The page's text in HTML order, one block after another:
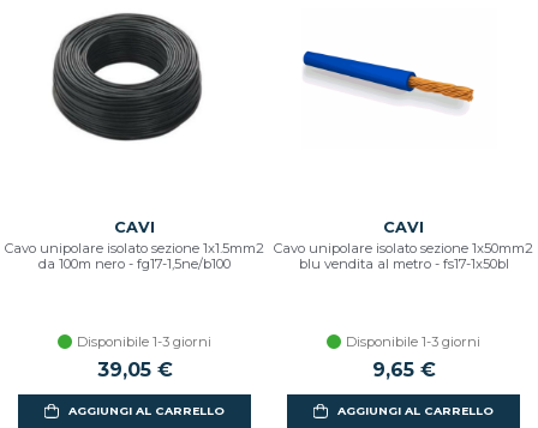
CAVI
Cavo unipolare isolato sezione 1x1.5mm2
da 100m nero - fg17-1,5ne/b100
Disponibile 1-3 giorni
39,05 €
AGGIUNGI AL CARRELLO
CAVI
Cavo unipolare isolato sezione 1x50mm2
blu vendita al metro - fs17-1x50bl
Disponibile 1-3 giorni
9,65 €
AGGIUNGI AL CARRELLO